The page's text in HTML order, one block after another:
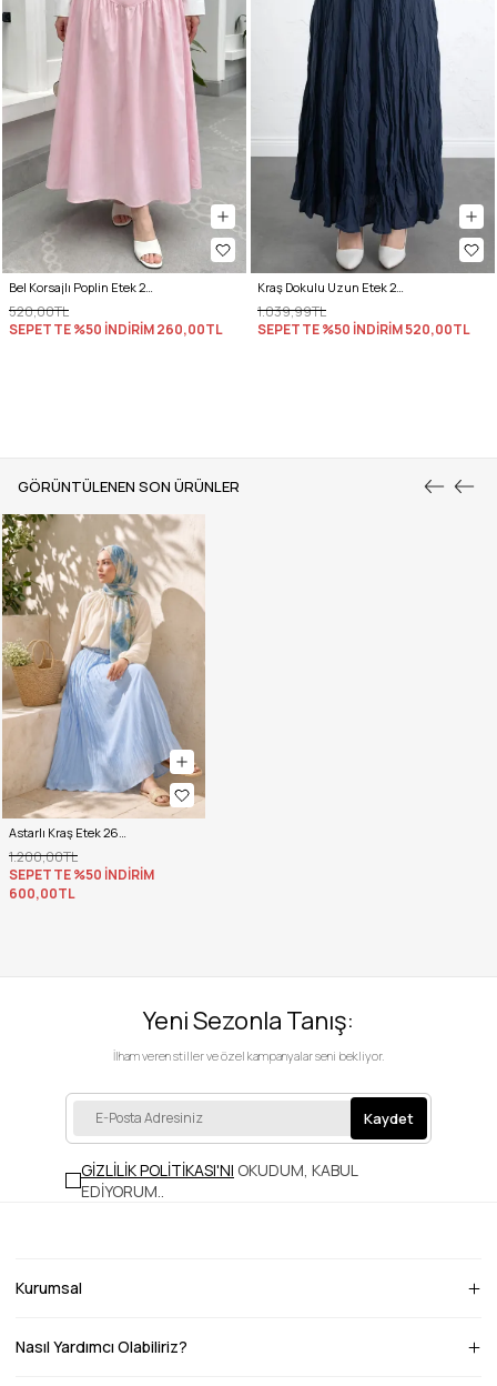
GÖRÜNTÜLENEN SON ÜRÜNLER
Astarlı Kraş Etek 260148 - BEBE MAVİSİ
1.200,00TL
SEPETTE %50 İNDİRİM
600,00TL
520,00TL
SEPETTE %50 İNDİRİM260,00TL
1.039,99TL
SEPETTE %50 İNDİRİM520,00TL
Yeni Sezonla Tanış:
İlham veren stiller ve özel kampanyalar seni bekliyor.
Kaydet
GİZLİLİK POLİTİKASI'NI OKUDUM, KABUL
EDİYORUM..
Kurumsal
Nasıl Yardımcı Olabiliriz?